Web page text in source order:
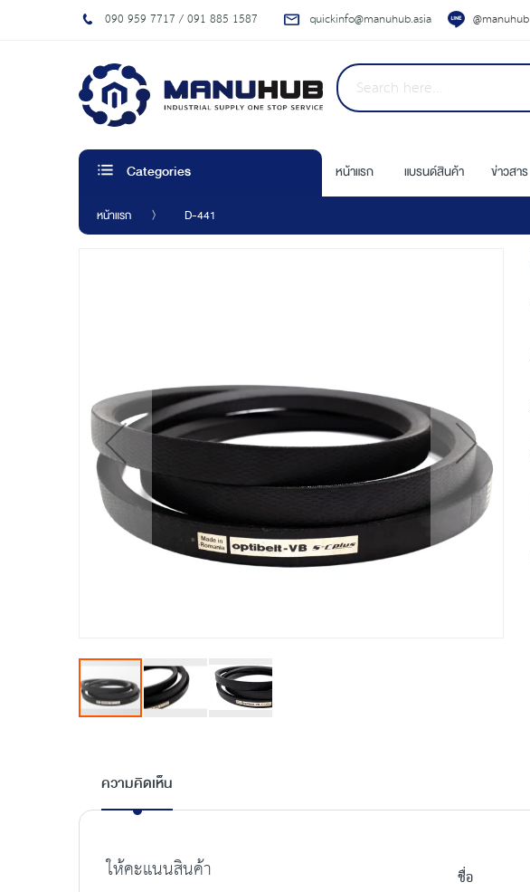
090 959 7717 / 091 885 1587 quickinfo@manuhub.asia @manuhub
Categories หน้าแรก แบรนด์สินค้า ข่าวสาร
หน้าแรก D-441
gallery
beginning
of
images
gallery
ความคิดเห็น
ให้คะแนนสินค้า ชื่อ